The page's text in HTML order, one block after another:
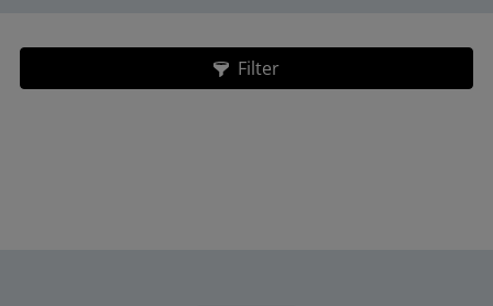
Filter